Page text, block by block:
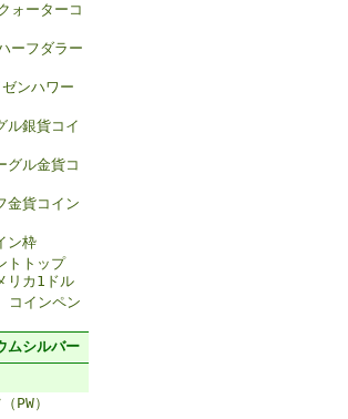
ォーターコ
ーフダラー
ンハワー
ル銀貨コイ
グル金貨コ
金貨コイン
ン枠
トトップ
リカ1ドル
コインペン
ムシルバー
PW）